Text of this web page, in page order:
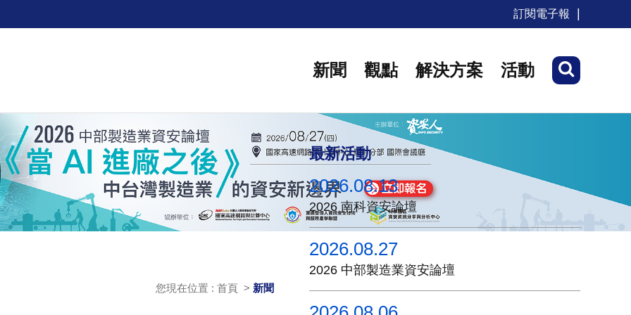
訂閱電子報
新聞 觀點 解決方案 活動
您現在位置 : 首頁 > 新聞
最新活動
2026.08.13
2026 南科資安論壇
2026.08.27
2026 中部製造業資安論壇